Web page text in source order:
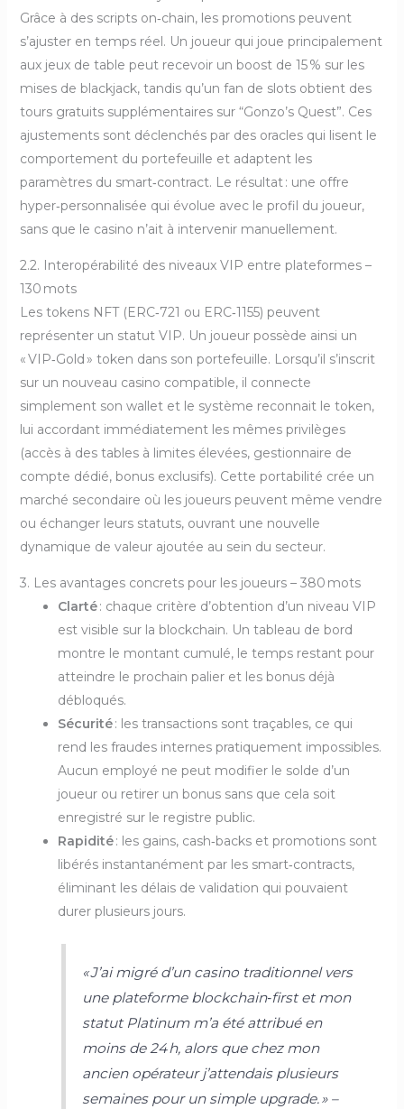
Grâce à des scripts on‑chain, les promotions peuvent
s’ajuster en temps réel. Un joueur qui joue principalement
aux jeux de table peut recevoir un boost de 15 % sur les
mises de blackjack, tandis qu’un fan de slots obtient des
tours gratuits supplémentaires sur “Gonzo’s Quest”. Ces
ajustements sont déclenchés par des oracles qui lisent le
comportement du portefeuille et adaptent les
paramètres du smart‑contract. Le résultat : une offre
hyper‑personnalisée qui évolue avec le profil du joueur,
sans que le casino n’ait à intervenir manuellement.
2.2. Interopérabilité des niveaux VIP entre plateformes –
130 mots
Les tokens NFT (ERC‑721 ou ERC‑1155) peuvent
représenter un statut VIP. Un joueur possède ainsi un
« VIP‑Gold » token dans son portefeuille. Lorsqu’il s’inscrit
sur un nouveau casino compatible, il connecte
simplement son wallet et le système reconnait le token,
lui accordant immédiatement les mêmes privilèges
(accès à des tables à limites élevées, gestionnaire de
compte dédié, bonus exclusifs). Cette portabilité crée un
marché secondaire où les joueurs peuvent même vendre
ou échanger leurs statuts, ouvrant une nouvelle
dynamique de valeur ajoutée au sein du secteur.
3. Les avantages concrets pour les joueurs – 380 mots
Clarté: chaque critère d’obtention d’un niveau VIP
est visible sur la blockchain. Un tableau de bord
montre le montant cumulé, le temps restant pour
atteindre le prochain palier et les bonus déjà
débloqués.
Sécurité: les transactions sont traçables, ce qui
rend les fraudes internes pratiquement impossibles.
Aucun employé ne peut modifier le solde d’un
joueur ou retirer un bonus sans que cela soit
enregistré sur le registre public.
Rapidité: les gains, cash‑backs et promotions sont
libérés instantanément par les smart‑contracts,
éliminant les délais de validation qui pouvaient
durer plusieurs jours.
« J’ai migré d’un casino traditionnel vers
une plateforme blockchain‑first et mon
statut Platinum m’a été attribué en
moins de 24 h, alors que chez mon
ancien opérateur j’attendais plusieurs
semaines pour un simple upgrade. »–